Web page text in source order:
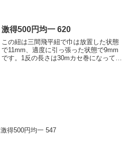
激得500円均一 620
この紐は三間飛平紐で巾は放置した状態
で11mm、適度に引っ張った状態で9mm
です。1反の長さは30mカセ巻になってい
激得500円均一 547